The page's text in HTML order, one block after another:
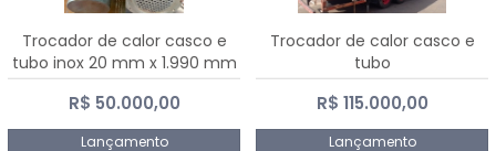
Trocador de calor casco e
tubo inox 20 mm x 1.990 mm
R$ 50.000,00
Lançamento
Trocador de calor casco e
tubo
R$ 115.000,00
Lançamento